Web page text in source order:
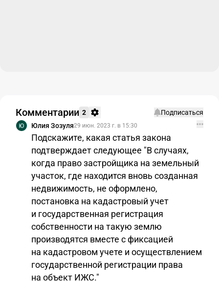
Комментарии 2
Подписаться
Юлия Зозуля29 июн. 2023 г. в 15:30
Подскажите, какая статья закона
подтверждает следующее "В случаях,
когда право застройщика на земельный
участок, где находится вновь созданная
недвижимость, не оформлено,
постановка на кадастровый учет
и государственная регистрация
собственности на такую землю
производятся вместе с фиксацией
на кадастровом учете и осуществлением
государственной регистрации права
на объект ИЖС."